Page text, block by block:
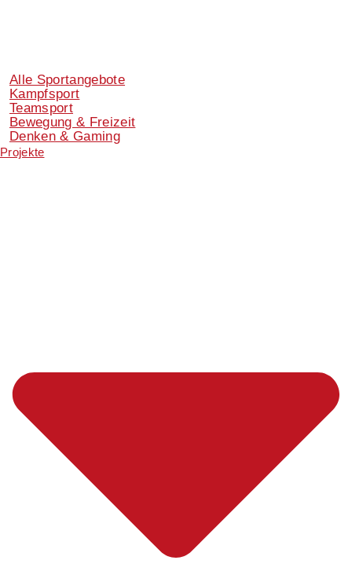
Alle Sportangebote
Kampfsport
Teamsport
Bewegung & Freizeit
Denken & Gaming
Projekte